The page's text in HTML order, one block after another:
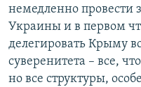
немедленно провести
Украины и в первом
делегировать Крыму
суверенитета – все,
но все структуры,